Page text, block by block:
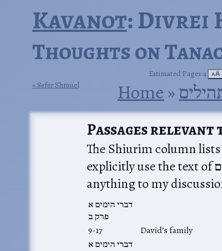
Kavanot: Divrei
Thoughts on
Estimated Pages:4 🗚
Sefer Shmuel Home ‎ »‎
Passages
The Shiurim column
explicitly use the text of דברי הימים; when I don’t feel it adds
דברי הימים א
פרק ב
9-17
David’s family
דברי הימים א